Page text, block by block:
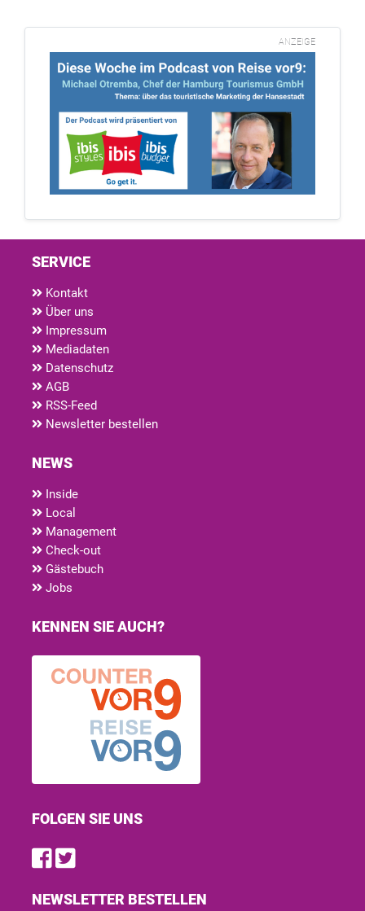
ANZEIGE
SERVICE
Kontakt
Über uns
Impressum
Mediadaten
Datenschutz
AGB
RSS-Feed
Newsletter bestellen
NEWS
Inside
Local
Management
Check-out
Gästebuch
Jobs
KENNEN SIE AUCH?
FOLGEN SIE UNS
Find us on Facebook
Follow us on Twitter
NEWSLETTER BESTELLEN